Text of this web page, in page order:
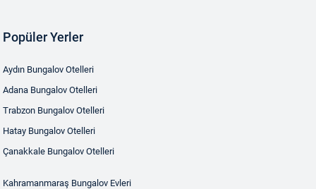
Popüler Yerler
Aydın Bungalov Otelleri
Adana Bungalov Otelleri
Trabzon Bungalov Otelleri
Hatay Bungalov Otelleri
Çanakkale Bungalov Otelleri
Kahramanmaraş Bungalov Evleri